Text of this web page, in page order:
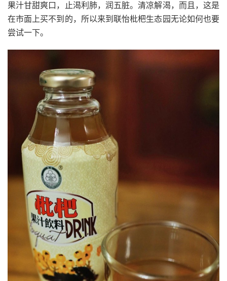
果汁甘甜爽口，止渴利肺，润五脏。清凉解渴，而且，这是
在市面上买不到的，所以来到联怡枇杷生态园无论如何也要
尝试一下。